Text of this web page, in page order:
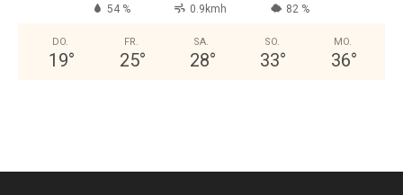
54 % 0.9kmh 82 %
DO.
19°
FR.
25°
SA.
28°
SO.
33°
MO.
36°